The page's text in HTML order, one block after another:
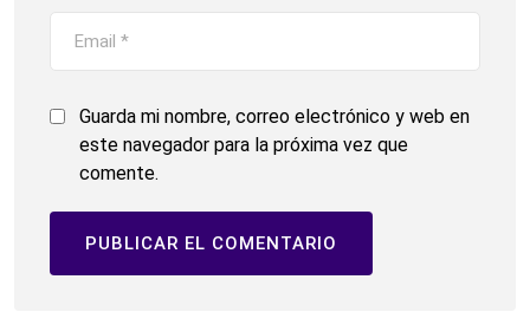
Guarda mi nombre, correo electrónico y web en
este navegador para la próxima vez que
comente.